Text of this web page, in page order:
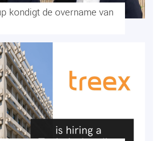
kondigt de overname van